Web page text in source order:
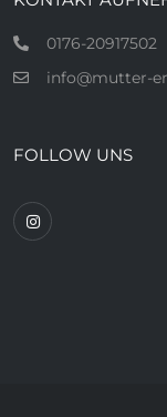
0176-20917502
info@mutter-
FOLLOW UNS